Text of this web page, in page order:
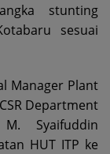
stunting
sesuai
Manager Plant
Department
Syaifuddin
HUT ITP ke